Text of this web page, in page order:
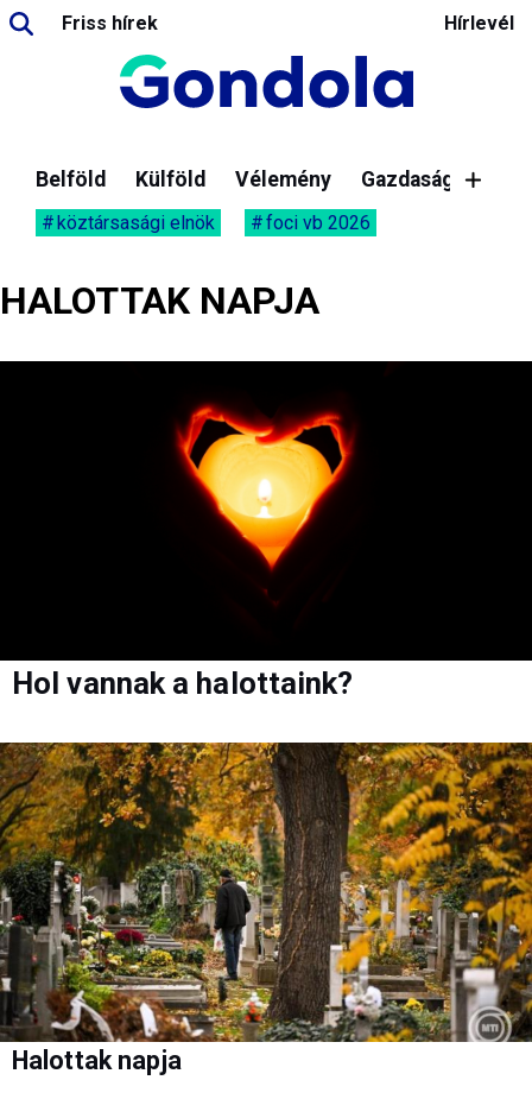
Friss hírek Hírlevél
Belföld Külföld Vélemény Gazdaság
köztársasági elnök foci vb 2026
HALOTTAK NAPJA
Hol vannak a halottaink?
Halottak napja